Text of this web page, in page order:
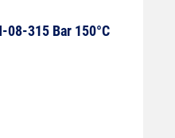
08-315 Bar 150°C